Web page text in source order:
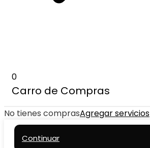
0
Carro de Compras
No tienes comprasAgregar servicios
Continuar